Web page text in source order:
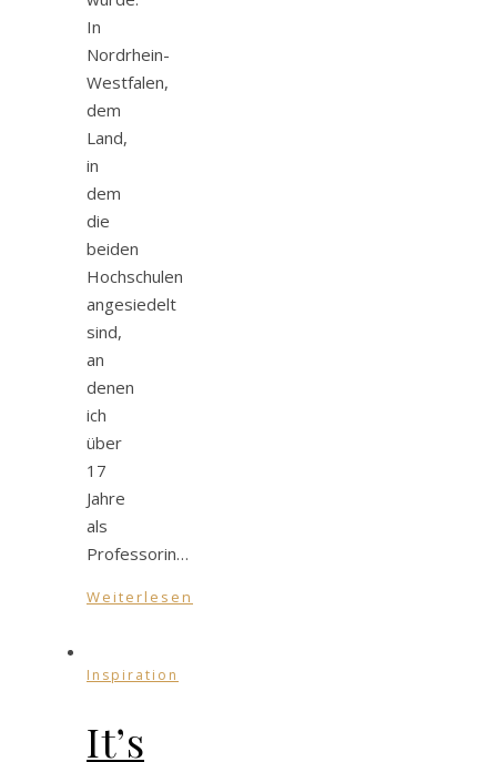
In
Nordrhein-
Westfalen,
dem
Land,
in
dem
die
beiden
Hochschulen
angesiedelt
sind,
an
denen
ich
über
17
Jahre
als
Professorin…
Weiterlesen
Inspiration
It’s